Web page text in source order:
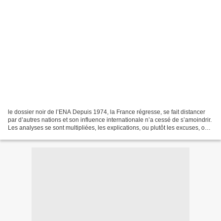
le dossier noir de l’ENA Depuis 1974, la France régresse, se fait distancer
par d’autres nations et son influence internationale n’a cessé de s’amoindrir.
Les analyses se sont multipliées, les explications, ou plutôt les excuses, ont